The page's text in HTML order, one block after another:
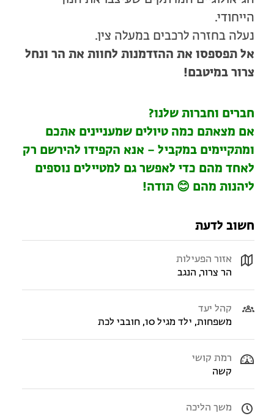
הייחודי.
נעלה בחזרה לרכבים במעלה צין.
אל תפספסו את ההזדמנות לחוות את הר ונחל
צרור במיטבם!
חברים וחברות שלנו?
אם מצאתם כמה טיולים שמעניינים אתכם
ומתקיימים במקביל – אנא הקפידו להירשם רק
לאחד מהם כדי לאפשר גם למטיילים נוספים
ליהנות מהם 😊 תודה!
חשוב לדעת
אזור הפעילות
הר צרור, הנגב
קהל יעד
משפחות, ילד מגיל 10, חובבי לכת
רמת קושי
קשה
משך הליכה